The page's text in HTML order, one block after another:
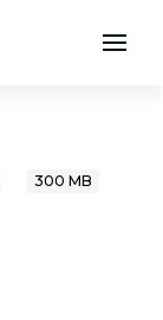
300 MB